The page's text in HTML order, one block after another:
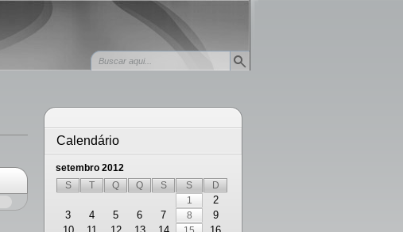
Calendário
setembro 2012
S
T Q Q S S D
1
2
3
4 5 6 7 8
9